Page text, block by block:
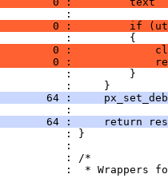
:
0 :         if
:         {
0 :
0 :
:         }
:     }
64 :
:
64 :     return
: }
:
: /*
:  * Wrappers